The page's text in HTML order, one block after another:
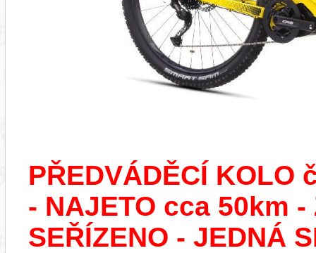
PŘEDVÁDĚCÍ KOLO
- NAJETO cca 50km -
SEŘÍZENO - JEDNÁ